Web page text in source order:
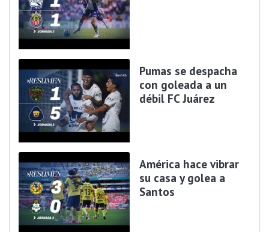
Pumas se despacha
con goleada a un
débil FC Juárez
América hace vibrar
su casa y golea a
Santos